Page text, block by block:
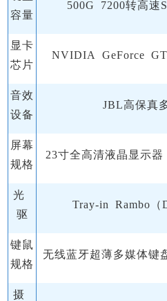
容量
500G 7200转高速
显卡
芯片
NVIDIA GeForce
音效
设备
JBL高保真
屏幕
规格
23寸全高清液晶显示器
光
驱
Tray-in Rambo（
键鼠
规格
无线蓝牙超薄多媒体键
摄